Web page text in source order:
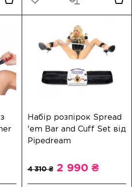
Набір розпірок Spread
'em Bar and Cuff Set від
Pipedream
2 990 ₴